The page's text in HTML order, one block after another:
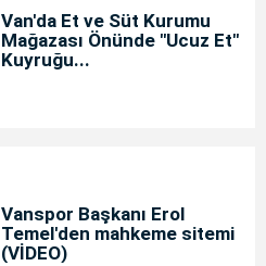
Van'da Et ve Süt Kurumu
Mağazası Önünde "Ucuz Et"
Kuyruğu...
Vanspor Başkanı Erol
Temel'den mahkeme sitemi
(VİDEO)